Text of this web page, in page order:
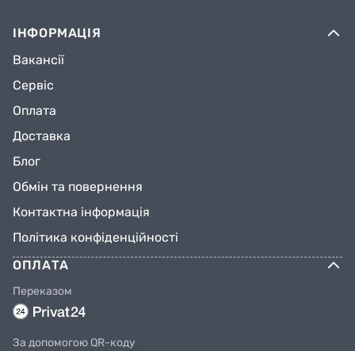
ІНФОРМАЦІЯ
Вакансії
Сервіс
Оплата
Доставка
Блог
Обмін та повернення
Контактна інформація
Політика конфіденційності
ОПЛАТА
Переказом
За допомогою QR-коду